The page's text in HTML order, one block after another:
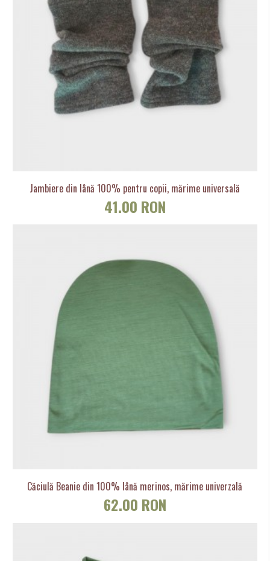
Jambiere din lână 100% pentru copii, mărime universală
41.00 RON
Căciulă Beanie din 100% lână merinos, mărime univerzală
62.00 RON